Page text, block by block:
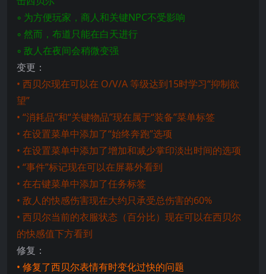
◦ 为方便玩家，商人和关键NPC不受影响
◦ 然而，布道只能在白天进行
◦ 敌人在夜间会稍微变强
变更：
• 西贝尔现在可以在 O/V/A 等级达到15时学习“抑制欲
望”
• “消耗品”和“关键物品”现在属于“装备”菜单标签
• 在设置菜单中添加了“始终奔跑”选项
• 在设置菜单中添加了增加和减少掌印淡出时间的选项
• “事件”标记现在可以在屏幕外看到
• 在右键菜单中添加了任务标签
• 敌人的快感伤害现在大约只承受总伤害的60%
• 西贝尔当前的衣服状态（百分比）现在可以在西贝尔
的快感值下方看到
修复：
• 修复了西贝尔表情有时变化过快的问题